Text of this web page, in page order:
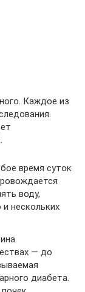
Каждое из
время суток
воду,
нескольких
— до
диабета.